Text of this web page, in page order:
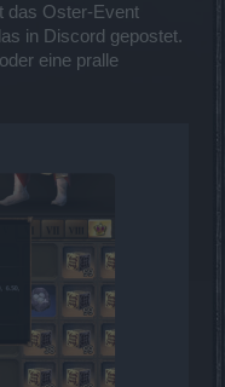
das Oster-Event
in Discord gepostet.
eine pralle